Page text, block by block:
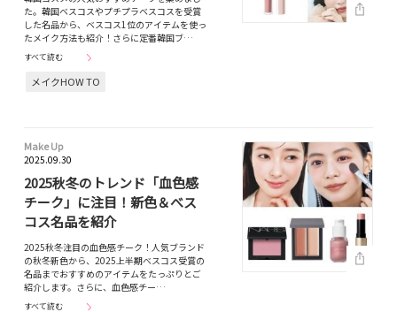
た。韓国ベスコスやプチプラベスコスを受賞
した名品から、ベスコス1位のアイテムを使っ
たメイク方法も紹介！さらに定番韓国ブ…
すべて読む
メイクHOW TO
Make Up
2025.09.30
2025秋冬のトレンド「血色感
チーク」に注目！新色＆べス
コス名品を紹介
2025秋冬注目の血色感チーク！人気ブランド
の秋冬新色から、2025上半期べスコス受賞の
名品までおすすめのアイテムをたっぷりとご
紹介します。さらに、血色感チー…
すべて読む